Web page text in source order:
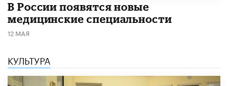
В России появятся новые
медицинские специальности
12 МАЯ
КУЛЬТУРА